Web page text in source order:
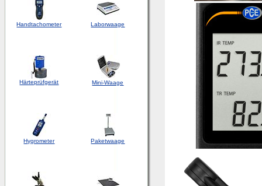
Handtachometer Laborwaage
Härteprüfgerät Mini-Waage
Hygrometer Paketwaage